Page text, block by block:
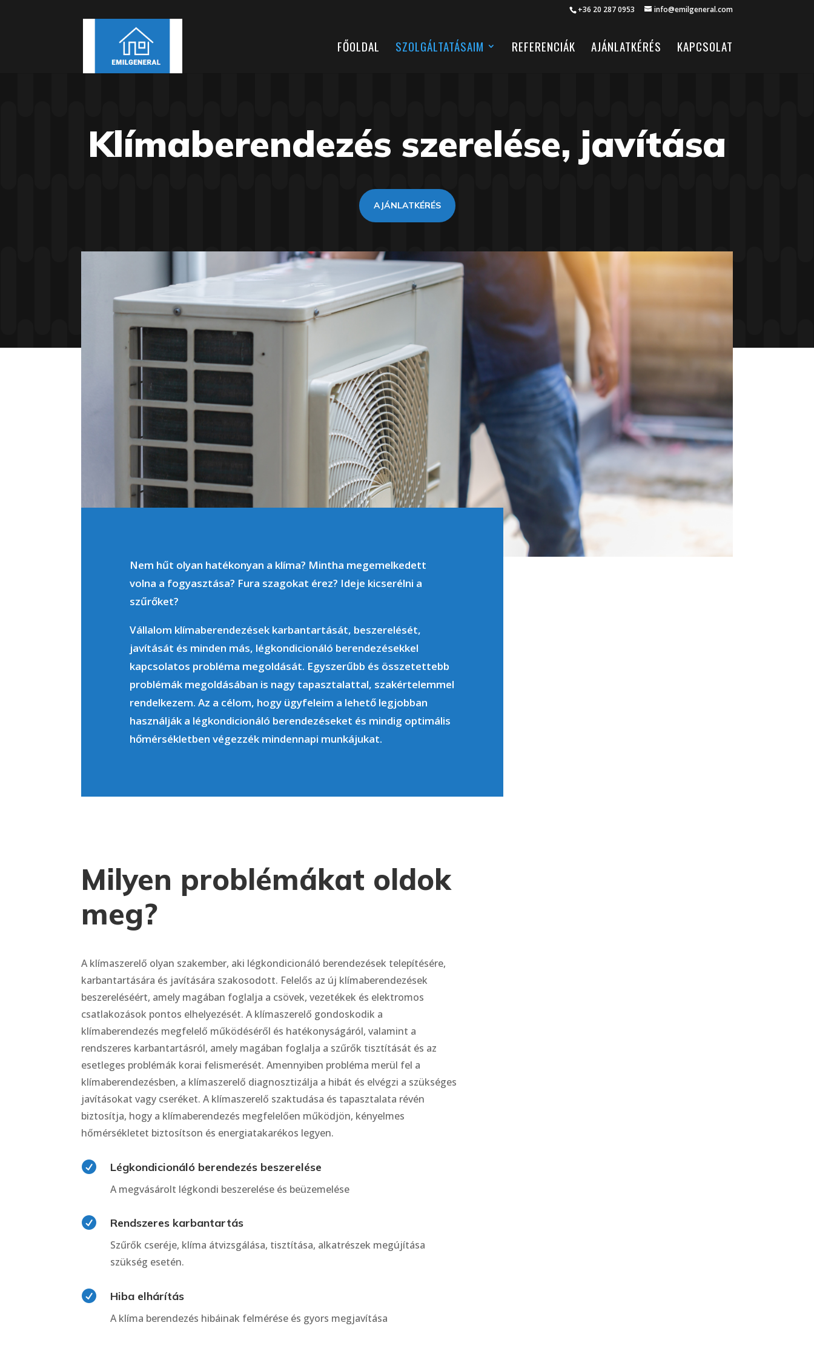
+36 20 287 0953 info@emilgeneral.com
FŐOLDAL SZOLGÁLTATÁSAIM REFERENCIÁK AJÁNLATKÉRÉS KAPCSOLAT
Klímaberendezés szerelése, javítása
AJÁNLATKÉRÉS
Nem hűt olyan hatékonyan a klíma? Mintha megemelkedett
volna a fogyasztása? Fura szagokat érez? Ideje kicserélni a
szűrőket?
Vállalom klímaberendezések karbantartását, beszerelését,
javítását és minden más, légkondicionáló berendezésekkel
kapcsolatos probléma megoldását. Egyszerűbb és összetettebb
problémák megoldásában is nagy tapasztalattal, szakértelemmel
rendelkezem. Az a célom, hogy ügyfeleim a lehető legjobban
használják a légkondicionáló berendezéseket és mindig optimális
hőmérsékletben végezzék mindennapi munkájukat.
Milyen problémákat oldok
meg?
A klímaszerelő olyan szakember, aki légkondicionáló berendezések telepítésére,
karbantartására és javítására szakosodott. Felelős az új klímaberendezések
beszereléséért, amely magában foglalja a csövek, vezetékek és elektromos
csatlakozások pontos elhelyezését. A klímaszerelő gondoskodik a
klímaberendezés megfelelő működéséről és hatékonyságáról, valamint a
rendszeres karbantartásról, amely magában foglalja a szűrők tisztítását és az
esetleges problémák korai felismerését. Amennyiben probléma merül fel a
klímaberendezésben, a klímaszerelő diagnosztizálja a hibát és elvégzi a szükséges
javításokat vagy cseréket. A klímaszerelő szaktudása és tapasztalata révén
biztosítja, hogy a klímaberendezés megfelelően működjön, kényelmes
hőmérsékletet biztosítson és energiatakarékos legyen.
 Légkondicionáló berendezés beszerelése
A megvásárolt légkondi beszerelése és beüzemelése
 Rendszeres karbantartás
Szűrők cseréje, klíma átvizsgálása, tisztítása, alkatrészek megújítása
szükség esetén.
 Hiba elhárítás
A klíma berendezés hibáinak felmérése és gyors megjavítása